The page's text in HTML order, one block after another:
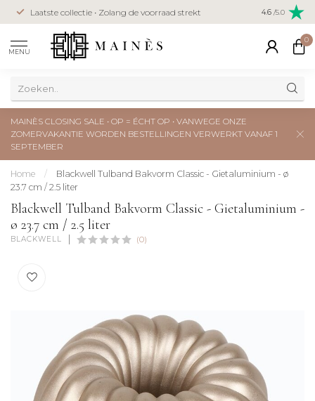
Laatste collectie • Zolang de voorraad strekt Veilig
creditcard
4.6 /5.0
MENU
0
MAINÈS CLOSING SALE • OP = ÉCHT OP • VANWEGE ONZE
ZOMERVAKANTIE WORDEN BESTELLINGEN VERWERKT VANAF 1
SEPTEMBER
Home /
Blackwell Tulband Bakvorm Classic - Gietaluminium - ø
23.7 cm / 2.5 liter
Blackwell Tulband Bakvorm Classic - Gietaluminium -
ø 23.7 cm / 2.5 liter
BLACKWELL (0)